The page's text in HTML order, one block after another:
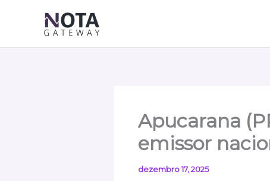
Apucarana
emissor
dezembro 17, 2025